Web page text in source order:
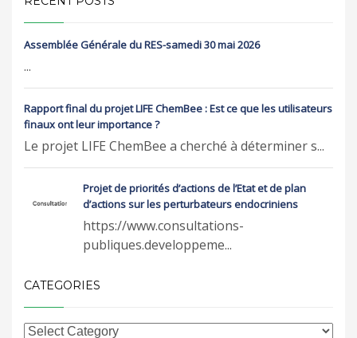
Assemblée Générale du RES-samedi 30 mai 2026
...
Rapport final du projet LIFE ChemBee : Est ce que les utilisateurs
finaux ont leur importance ?
Le projet LIFE ChemBee a cherché à déterminer s...
Projet de priorités d’actions de l’Etat et de plan
d’actions sur les perturbateurs endocriniens
https://www.consultations-
publiques.developpeme...
CATEGORIES